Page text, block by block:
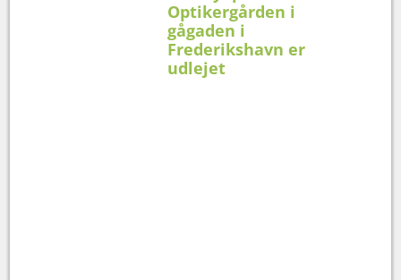
Optikergården i
gågaden i
Frederikshavn er
udlejet